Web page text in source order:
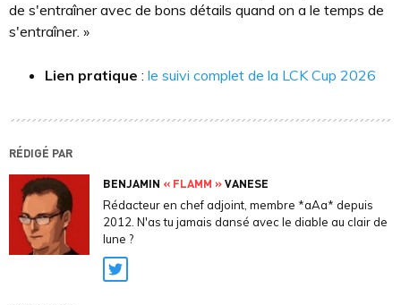
de s'entraîner avec de bons détails quand on a le temps de
s'entraîner. »
Lien pratique : le suivi complet de la LCK Cup 2026
RÉDIGÉ PAR
BENJAMIN « FLAMM »VANESE
Rédacteur en chef adjoint, membre *aAa* depuis
2012. N'as tu jamais dansé avec le diable au clair de
lune ?
Twitter